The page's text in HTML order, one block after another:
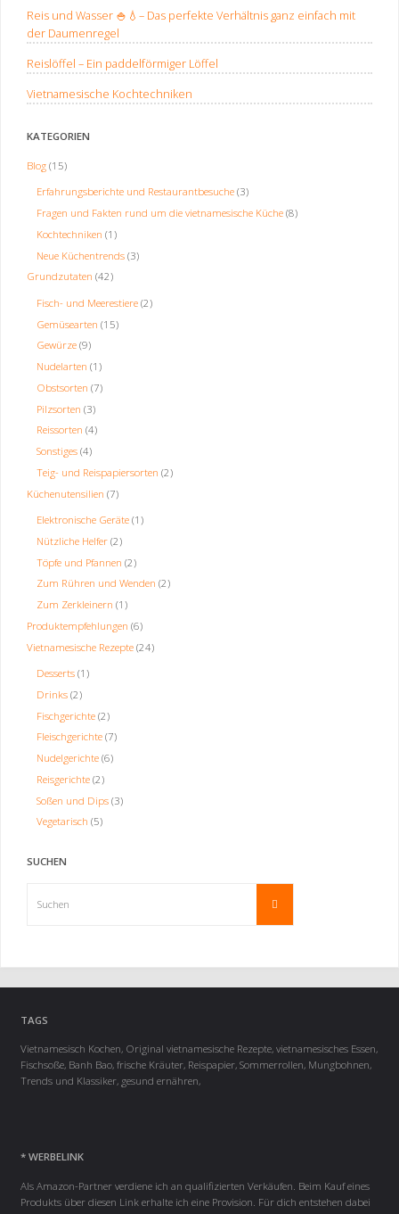
Reis und Wasser 🍚💧– Das perfekte Verhältnis ganz einfach mit
der Daumenregel
Reislöffel – Ein paddelförmiger Löffel
Vietnamesische Kochtechniken
KATEGORIEN
Blog(15)
Erfahrungsberichte und Restaurantbesuche (3)
Fragen und Fakten rund um die vietnamesische Küche (8)
Kochtechniken (1)
Neue Küchentrends (3)
Grundzutaten (42)
Fisch- und Meerestiere (2)
Gemüsearten (15)
Gewürze (9)
Nudelarten (1)
Obstsorten (7)
Pilzsorten (3)
Reissorten (4)
Sonstiges (4)
Teig- und Reispapiersorten (2)
Küchenutensilien (7)
Elektronische Geräte (1)
Nützliche Helfer (2)
Töpfe und Pfannen (2)
Zum Rühren und Wenden (2)
Zum Zerkleinern (1)
Produktempfehlungen (6)
Vietnamesische Rezepte(24)
Desserts (1)
Drinks (2)
Fischgerichte (2)
Fleischgerichte (7)
Nudelgerichte (6)
Reisgerichte (2)
Soßen und Dips (3)
Vegetarisch (5)
SUCHEN
Suchen
TAGS
Vietnamesisch Kochen, Original vietnamesische Rezepte, vietnamesisches Essen,
Fischsoße, Banh Bao, frische Kräuter, Reispapier, Sommerrollen, Mungbohnen,
Trends und Klassiker, gesund ernähren,
* WERBELINK
Als Amazon-Partner verdiene ich an qualifizierten Verkäufen. Beim Kauf eines
Produkts über diesen Link erhalte ich eine Provision. Für dich entstehen dabei